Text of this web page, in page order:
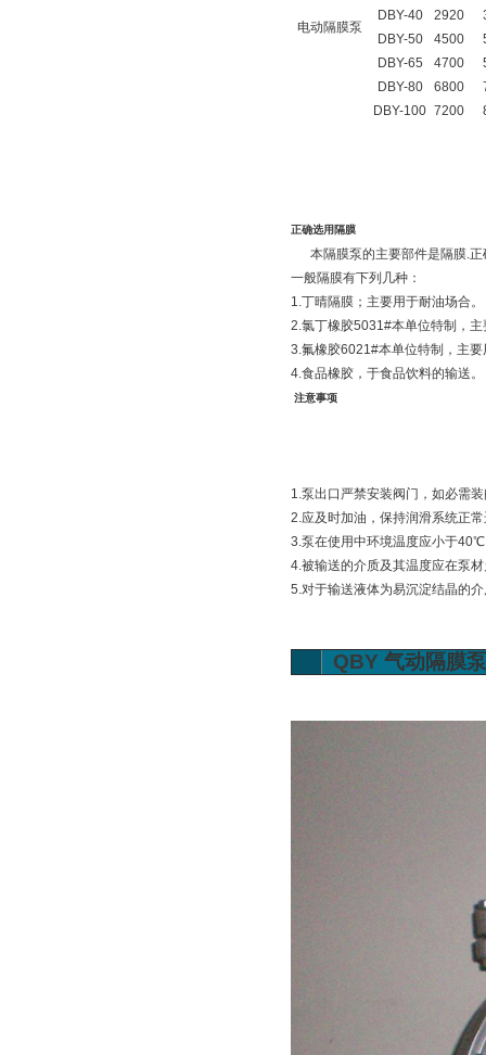
电动隔膜泵
DBY-40
2920
DBY-50
4500
DBY-65
4700
DBY-80
6800
DBY-100 7200
正确选用隔膜
本隔膜泵的主要部件是隔膜.正
一般隔膜有下列几种：
1.丁晴隔膜；主要用于耐油场合。
2.氯丁橡胶5031#本单位特制，
3.氟橡胶6021#本单位特制，主
4.食品橡胶，于食品饮料的输送。
注意事项
1.泵出口严禁安装阀门，如必需
2.应及时加油，保持润滑系统正
3.泵在使用中环境温度应小于
4.被输送的介质及其温度应在泵
5.对于输送液体为易沉淀结晶的
QBY 气动隔膜泵